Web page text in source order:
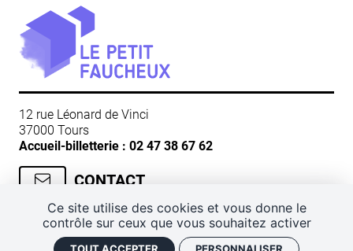
Ce site utilise des cookies et vous donne le
contrôle sur ceux que vous souhaitez activer
12 rue Léonard de Vinci
37000 Tours
Accueil-billetterie : 02 47 38 67 62
CONTACT